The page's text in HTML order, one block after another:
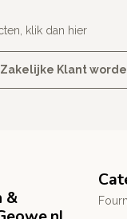
klik dan hier
Zakelijke Klant
&